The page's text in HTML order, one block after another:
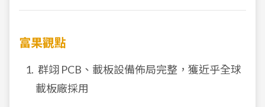
富果觀點
群翊 PCB、載板設備佈局完整，獲近乎全球
載板廠採用